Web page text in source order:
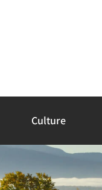
Culture